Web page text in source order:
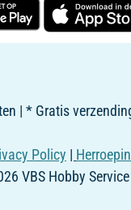
| * Gratis
Policy |
VBS Hobby